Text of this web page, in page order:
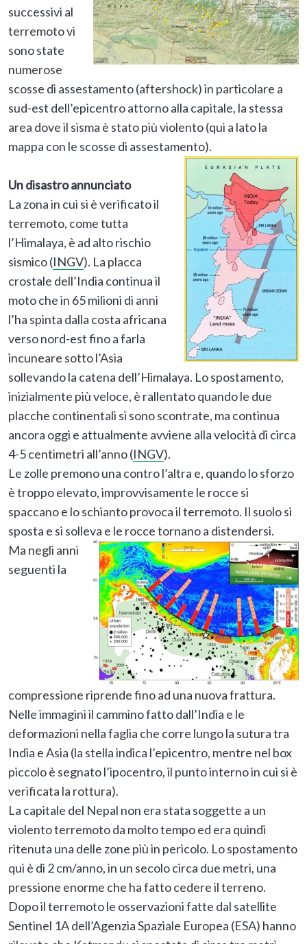
successivi al
terremoto vi
sono state
numerose
scosse di assestamento (aftershock) in particolare a
sud-est dell’epicentro attorno alla capitale, la stessa
area dove il sisma è stato più violento (qui a lato la
mappa con le scosse di assestamento).
Un disastro annunciato
La zona in cui si è verificato il
terremoto, come tutta
l’Himalaya, è ad alto rischio
sismico (INGV). La placca
crostale dell’India continua il
moto che in 65 milioni di anni
l’ha spinta dalla costa africana
verso nord-est fino a farla
incuneare sotto l’Asia
sollevando la catena dell’Himalaya. Lo spostamento,
inizialmente più veloce, è rallentato quando le due
placche continentali si sono scontrate, ma continua
ancora oggi e attualmente avviene alla velocità di circa
4-5 centimetri all’anno (INGV).
Le zolle premono una contro l’altra e, quando lo sforzo
è troppo elevato, improvvisamente le rocce si
spaccano e lo schianto provoca il terremoto. Il suolo si
sposta e si solleva e le rocce tornano a distendersi.
Ma negli anni
seguenti la
compressione riprende fino ad una nuova frattura.
Nelle immagini il cammino fatto dall’India e le
deformazioni nella faglia che corre lungo la sutura tra
India e Asia (la stella indica l’epicentro, mentre nel box
piccolo è segnato l’ipocentro, il punto interno in cui si è
verificata la rottura).
La capitale del Nepal non era stata soggette a un
violento terremoto da molto tempo ed era quindi
ritenuta una delle zone più in pericolo. Lo spostamento
qui è di 2 cm/anno, in un secolo circa due metri, una
pressione enorme che ha fatto cedere il terreno.
Dopo il terremoto le osservazioni fatte dal satellite
Sentinel 1A dell’Agenzia Spaziale Europea (ESA) hanno